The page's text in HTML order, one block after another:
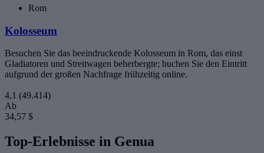
Rom
Kolosseum
Besuchen Sie das beeindruckende Kolosseum in Rom, das einst
Gladiatoren und Streitwagen beherbergte; buchen Sie den Eintritt
aufgrund der großen Nachfrage frühzeitig online.
4,1 (49.414)
Ab
34,57 $
Top-Erlebnisse in Genua